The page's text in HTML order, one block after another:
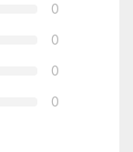
0
0
0
0